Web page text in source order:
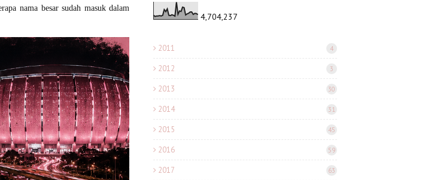
nama besar sudah masuk dalam
4,704,237
2011 4
2012 3
2013 30
2014 31
2015 45
2016 59
2017 63